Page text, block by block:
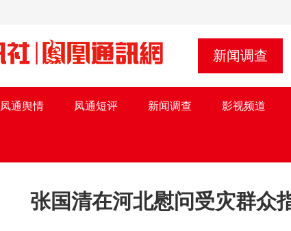
新闻调查
凤通舆情 凤通短评 新闻调查 影视频道
张国清在河北慰问受灾群众